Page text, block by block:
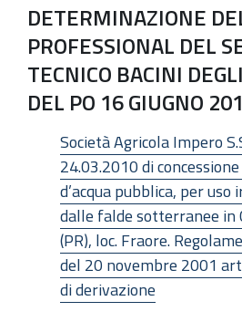
DETERMINAZIONE
PROFESSIONAL DEL
TECNICO BACINI
DEL PO 16 GIUGNO
Società Agricola Impero
24.03.2010 di
d’acqua pubblica, per
dalle falde sotterranee in
(PR), loc. Fraore.
del 20 novembre 2001
di derivazione